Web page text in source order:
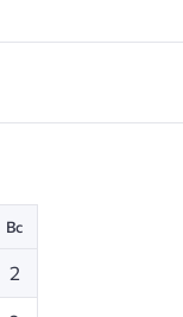
Вс
2